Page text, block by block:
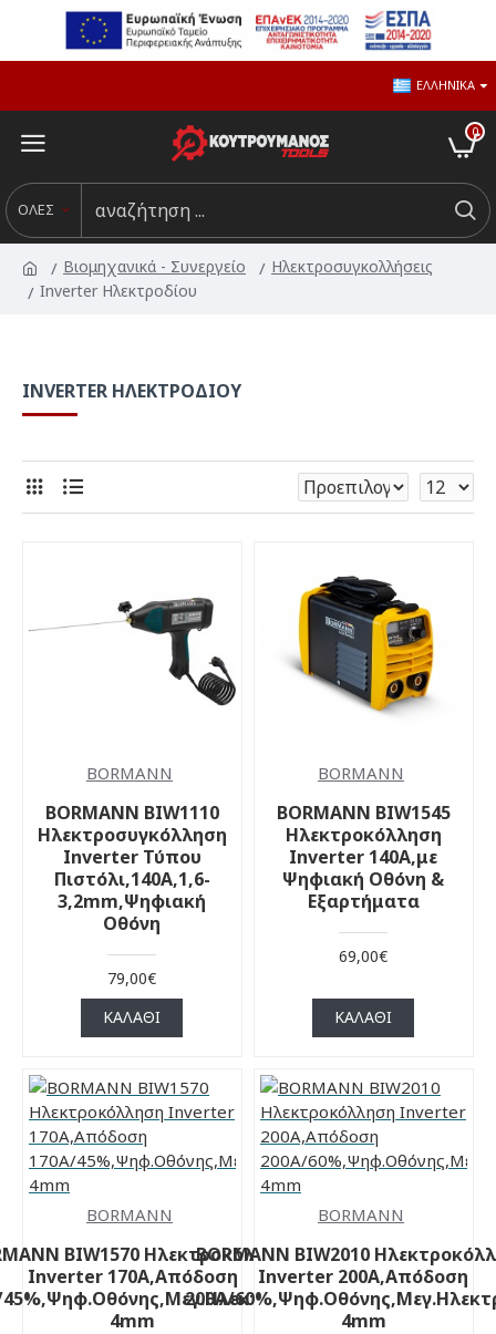
ΕΛΛΗΝΙΚΆ
0
ΟΛΕΣ
Βιομηχανικά - Συνεργείο
Ηλεκτροσυγκολλήσεις
Inverter Ηλεκτροδίου
INVERTER ΗΛΕΚΤΡΟΔΊΟΥ
BORMANN
BORMANN BIW1110
Ηλεκτροσυγκόλληση
Inverter Τύπου
Πιστόλι,140A,1,6-
3,2mm,Ψηφιακή
Οθόνη
79,00€
ΚΑΛΆΘΙ
BORMANN
BORMANN BIW1545
Ηλεκτροκόλληση
Inverter 140A,με
Ψηφιακή Οθόνη &
Εξαρτήματα
69,00€
ΚΑΛΆΘΙ
BORMANN
BIW1570 Ηλεκτροκόλληση
Inverter 170A,Απόδοση
4mm
BORMANN
BORMANN BIW2010
Inverter 200A,Απόδοση
200Α/
4mm